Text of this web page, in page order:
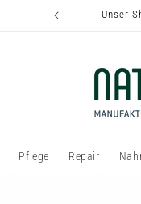
Unser
Pflege Repair